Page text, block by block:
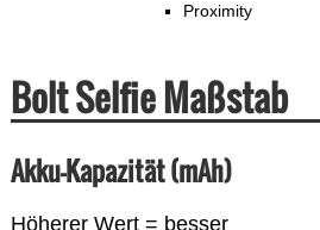
Proximity
Bolt Selfie Maßstab
Akku-Kapazität (mAh)
Höherer Wert = besser